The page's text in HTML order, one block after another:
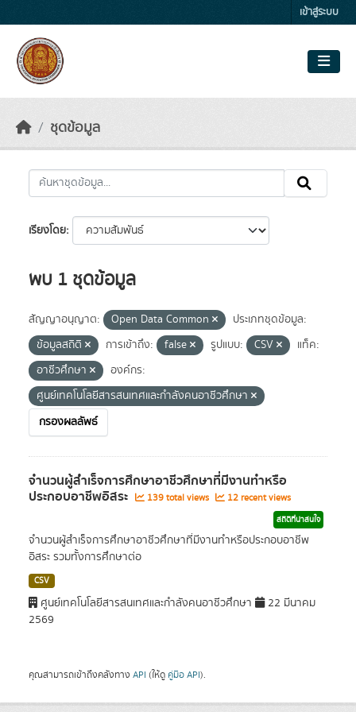
เข้าสู่ระบบ
ชุดข้อมูล
เรียงโดย
พบ 1 ชุดข้อมูล
สัญญาอนุญาต: Open Data Common
ประเภทชุดข้อมูล:
ข้อมูลสถิติ
การเข้าถึง: false รูปแบบ: CSV
แท็ค:
อาชีวศึกษา
องค์กร:
ศูนย์เทคโนโลยีสารสนเทศและกำลังคนอาชีวศึกษา
กรองผลลัพธ์
จำนวนผู้สำเร็จการศึกษาอาชีวศึกษาที่มีงานทำหรือ
ประกอบอาชีพอิสระ 139 total views 12 recent views
สถิติที่น่าสนใจ
จำนวนผู้สำเร็จการศึกษาอาชีวศึกษาที่มีงานทำหรือประกอบอาชีพ
อิสระ รวมทั้งการศึกษาต่อ
CSV
ศูนย์เทคโนโลยีสารสนเทศและกำลังคนอาชีวศึกษา
22 มีนาคม
2569
คุณสามารถเข้าถึงคลังทาง API (ให้ดู คู่มือ API).